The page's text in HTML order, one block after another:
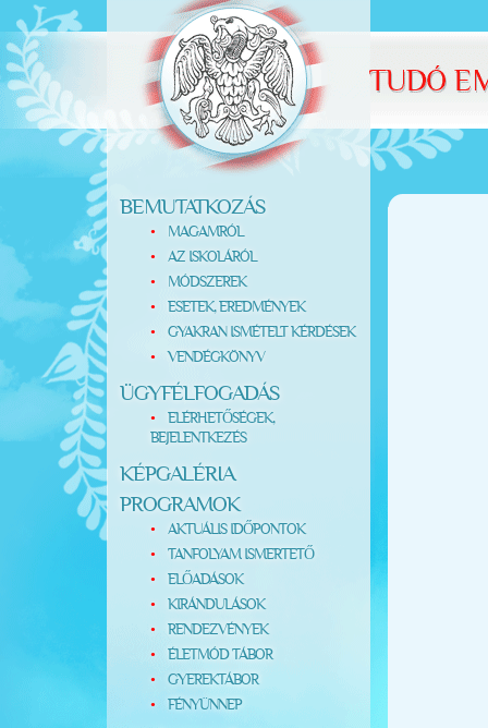
BEMUTATKOZÁS
MAGAMRÓL
AZ ISKOLÁRÓL
MÓDSZEREK
ESETEK, EREDMÉNYEK
GYAKRAN ISMÉTELT KÉRDÉSEK
VENDÉGKÖNYV
ÜGYFÉLFOGADÁS
ELÉRHETŐSÉGEK,
BEJELENTKEZÉS
KÉPGALÉRIA
PROGRAMOK
AKTUÁLIS IDŐPONTOK
TANFOLYAM ISMERTETŐ
ELŐADÁSOK
KIRÁNDULÁSOK
RENDEZVÉNYEK
ÉLETMÓD TÁBOR
GYEREKTÁBOR
FÉNYÜNNEP